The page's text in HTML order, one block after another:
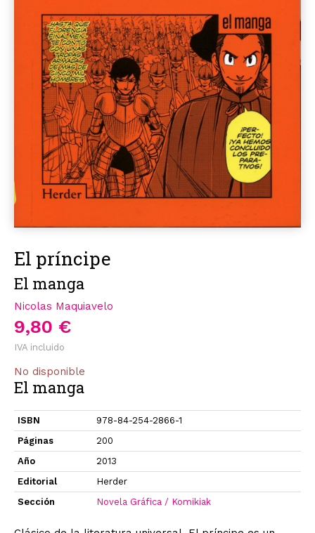
El príncipe
El manga
Nicolas Maquiavelo
9,80 €
IVA incluido
No disponible
El manga
ISBN
978-84-254-2866-1
Páginas
200
Año
2013
Editorial
Herder
Sección
Novela Gráfica / Komikiak